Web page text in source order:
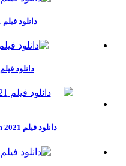
دانلود فیلم Fatherhood 2021 پدرانه
دانلود فیلم Spencer 2021 اسپنسر
دانلود فیلم The Last Victim 2021 آخرین قربانی